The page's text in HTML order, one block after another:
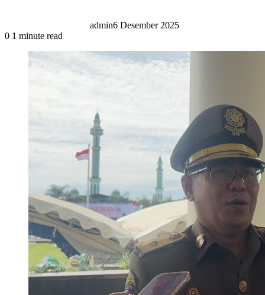
admin6 Desember 2025
0 1 minute read